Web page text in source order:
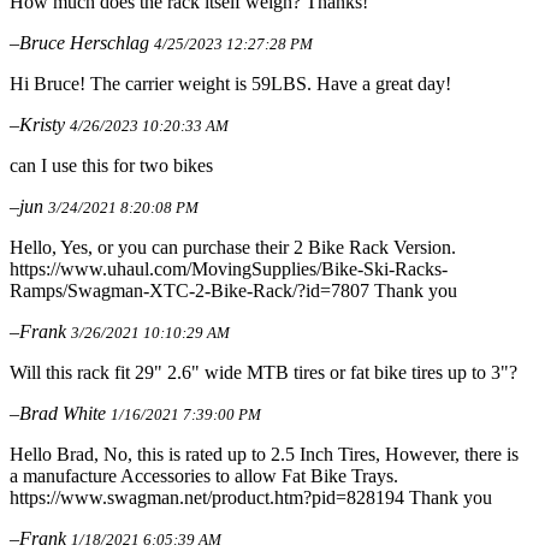
–Bruce Herschlag 4/25/2023 12:27:28 PM
Hi Bruce! The carrier weight is 59LBS. Have a great day!
–Kristy 4/26/2023 10:20:33 AM
can I use this for two bikes
–jun 3/24/2021 8:20:08 PM
Hello, Yes, or you can purchase their 2 Bike Rack Version.
https://www.uhaul.com/MovingSupplies/Bike-Ski-Racks-
Ramps/Swagman-XTC-2-Bike-Rack/?id=7807 Thank you
–Frank 3/26/2021 10:10:29 AM
Will this rack fit 29" 2.6" wide MTB tires or fat bike tires up to 3"?
–Brad White 1/16/2021 7:39:00 PM
Hello Brad, No, this is rated up to 2.5 Inch Tires, However, there is
a manufacture Accessories to allow Fat Bike Trays.
https://www.swagman.net/product.htm?pid=828194 Thank you
–Frank 1/18/2021 6:05:39 AM